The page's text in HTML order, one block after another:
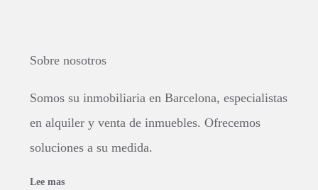
Sobre nosotros
Somos su inmobiliaria en Barcelona, especialistas
en alquiler y venta de inmuebles. Ofrecemos
soluciones a su medida.
Lee mas